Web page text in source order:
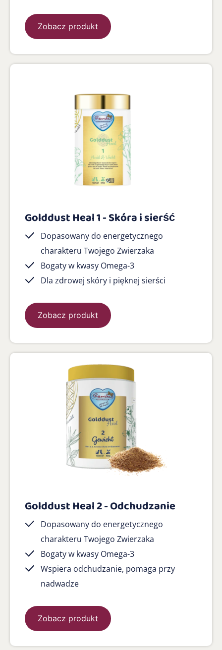
Zobacz produkt
Golddust Heal 1 - Skóra i sierść
Dopasowany do energetycznego
charakteru Twojego Zwierzaka
Bogaty w kwasy Omega-3
Dla zdrowej skóry i pięknej sierści
Zobacz produkt
Golddust Heal 2 - Odchudzanie
Dopasowany do energetycznego
charakteru Twojego Zwierzaka
Bogaty w kwasy Omega-3
Wspiera odchudzanie, pomaga przy
nadwadze
Zobacz produkt